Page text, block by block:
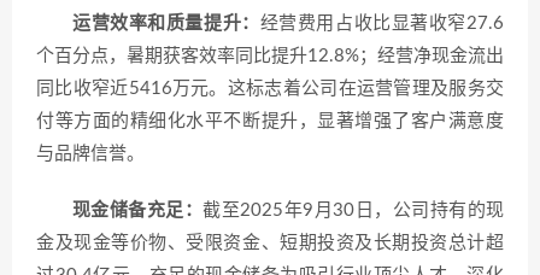
运营效率和质量提升： 经营费用占收比显著收窄27.6
个百分点，暑期获客效率同比提升12.8%；经营净现金流出
同比收窄近5416万元。这标志着公司在运营管理及服务交
付等方面的精细化水平不断提升，显著增强了客户满意度
与品牌信誉。
现金储备充足：截至2025年9月30日，公司持有的现
金及现金等价物、受限资金、短期投资及长期投资总计超